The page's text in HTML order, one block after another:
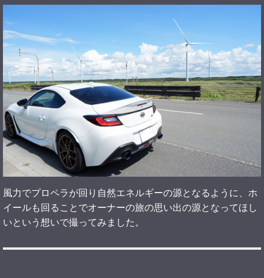
風力でプロペラが回り自然エネルギーの源となるように、ホ
イールも回ることでオーナーの旅の思い出の源となってほし
いという想いで撮ってみました。